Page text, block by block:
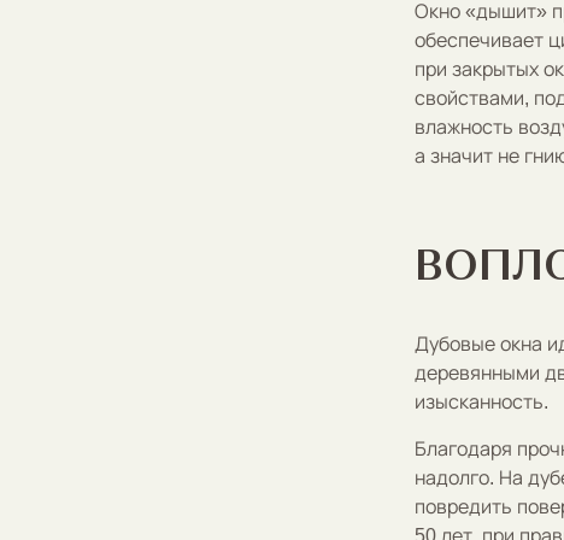
Окно «дышит»
обеспечивает
при закрытых
свойствами,
влажность
а значит не
Дубовые окна
деревянными
изысканность.
Благодаря
надолго. На
повредить
50 лет, при